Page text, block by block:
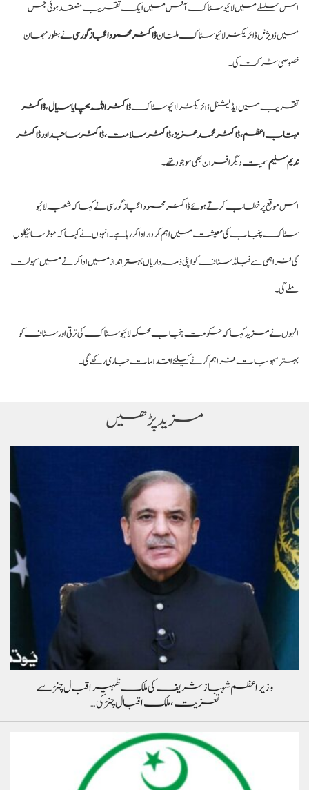
اس سلسلے میں لائیو سٹاک آفس میں ایک تقریب منعقد ہوئی جس
میں ڈویژنل ڈائریکٹر لائیو سٹاک ملتانڈاکٹر محمود اعجاز گورسینے بطور مہمان
خصوصی شرکت کی۔
تقریب میں ایڈیشنل ڈائریکٹر لائیو سٹاکڈاکٹر اللہ بچایا سیال،ڈاکٹر
مہتاب اعظم، ڈاکٹر محمد عزیز، ڈاکٹر سلامت، ڈاکٹر ساجد اور ڈاکٹر
ندیم سلیمسمیت دیگر افسران بھی موجود تھے۔
اس موقع پر خطاب کرتے ہوئے ڈاکٹر محمود اعجاز گورسی نے کہا کہ شعبہ لائیو
سٹاک پنجاب کی معیشت میں اہم کردار ادا کر رہا ہے۔ انہوں نے کہا کہ موٹرسائیکلوں
کی فراہمی سے فیلڈ سٹاف کو اپنی ذمہ داریاں بہتر انداز میں ادا کرنے میں سہولت
ملے گی۔
انہوں نے مزید کہا کہ حکومت پنجاب محکمہ لائیو سٹاک کی ترقی اور سٹاف کو
بہتر سہولیات فراہم کرنے کیلئے اقدامات جاری رکھے گی۔
مزید پڑھیں
وزیراعظم شہباز شریف کی ملک ظہیر اقبال چنڑ سے
تعزیت، ملک اقبال چنڑ کی…